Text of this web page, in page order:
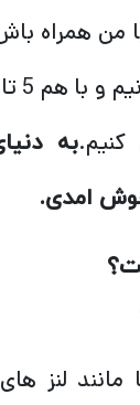
من همراه
کنیم.به
امدی.
مانند لنز